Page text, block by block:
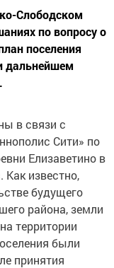
Слободском
по вопросу о
поселения
дальнейшем
в связи с
Сити» по
Елизаветино в
известно,
будущего
района, земли
территории
были
принятия